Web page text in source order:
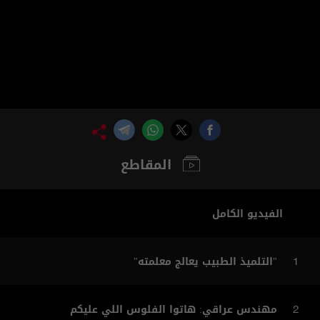
المقاطع
الفيديو الكامل
1 "التلميذ الطبيب يعالج معلمته"
2 مهندس عراقي: هاتوا الفلوس اللي عليكم